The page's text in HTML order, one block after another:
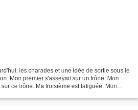
les charades et une idée de sortie sous le
Mon premier s'asseyait sur un trône. Mon
ce trône. Ma troisième est fatiguée. Mon